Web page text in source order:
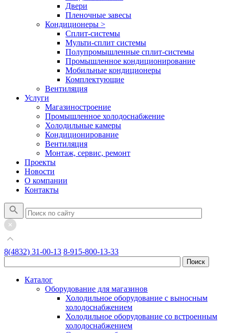
Двери
Пленочные завесы
Кондиционеры >
Сплит-системы
Мульти-сплит системы
Полупромышленные сплит-системы
Промышленное кондиционирование
Мобильные кондиционеры
Комплектующие
Вентиляция
Услуги
Магазиностроение
Промышленное холодоснабжение
Холодильные камеры
Кондиционирование
Вентиляция
Монтаж, сервис, ремонт
Проекты
Новости
О компании
Контакты
8(4832) 31-00-13 8-915-800-13-33
Каталог
Оборудование для магазинов
Холодильное оборудование с выносным
холодоснабжением
Холодильное оборудование со встроенным
холодоснабжением